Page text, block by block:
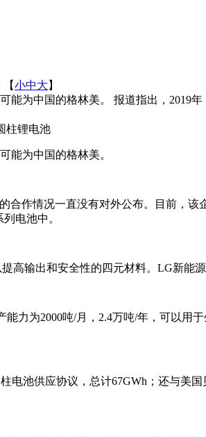
【小中大 】
能为中国的格林美。 报道指出，2019
柱锂电池
能为中国的格林美。
作情况一直没有对外公布。目前，该
电池中。
输出和安全性的四元材料。LG新能
力为2000吨/月，2.4万吨/年，可以用
池供应协议，总计67GWh；还与美